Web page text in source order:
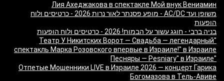
Лия Ахеджакова в спектакле Мой внук Вениамин
משופן ועד AC/DC - מופע פסנתר לאור נרות 2026 - כרטיסים ולוח
הופעות
בניה ברבי - חוגג עשור על הבמות! 2026 - כרטיסים ולוח הופעות
"Театр У Никитских Ворот — Свадьба — легендарный
спектакль Марка Розовского впервые в Израиле!" в Израиле
"Песняры — Pesniary" в Израиле
Отпетые Мошенники LIVE в Израиле 2026 — концерт Гарика
Богомазова в Тель-Авиве